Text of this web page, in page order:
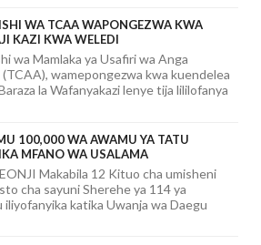
WA TCAA WAPONGEZWA KWA
KAZI KWA WELEDI
wa Mamlaka ya Usafiri wa Anga
(TCAA), wamepongezwa kwa kuendelea
la Wafanyakazi lenye tija lililofanya
100,000 WA AWAMU YA TATU
MFANO WA USALAMA
Makabila 12 Kituo cha umisheni
cha sayuni Sherehe ya 114 ya
iliyofanyika katika Uwanja wa Daegu